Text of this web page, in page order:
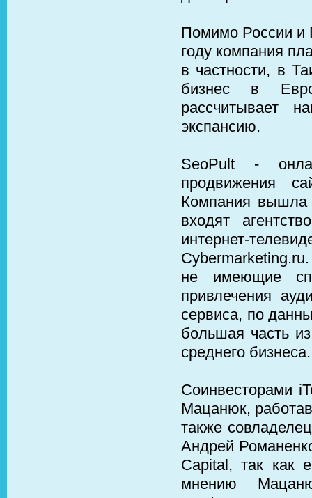
Помимо России и
году компания
в частности, в
бизнес в
рассчитывает
экспансию.
SeoPult -
продвижения
Компания вышла
входят
интернет-
не имеющие
привлечения
сервиса, по
большая часть
среднего бизнеса.
Соинвесторами
Мацанюк,
также
Андрей
Capital, так как
мнению